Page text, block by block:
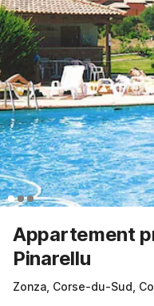
Appartement
Pinarellu
Zonza, Corse-du-Sud,